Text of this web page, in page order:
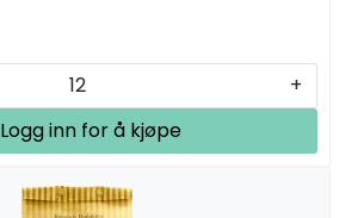
+
Logg inn for å kjøpe